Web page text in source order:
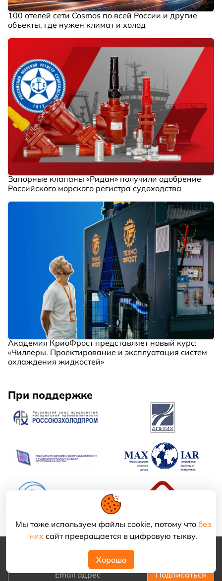
100 отелей сети Cosmos по всей России и другие
объекты, где нужен климат и холод
Запорные клапаны «Ридан» получили одобрение
Российского морского регистра судоходства
Академия КриоФрост представляет новый курс:
«Чиллеры. Проектирование и эксплуатация систем
охлаждения жидкостей»
Мы тоже используем файлы cookie, потому что без
нихсайт превращается в цифровую тыкву.
Хорошо
При поддержке
Холодильные ведомости